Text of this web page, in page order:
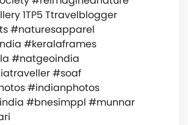
1TP5 Ttravelblogger
#naturesapparel
#keralaframes
#natgeoindia
#soaf
#indianphotos
#bnesimppl #munnar